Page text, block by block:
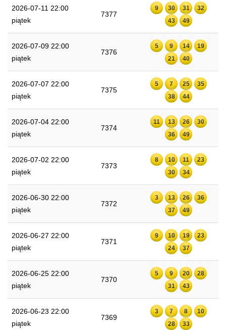
2026-07-11 22:00
piątek
7377
9 30 31
32
43
49
2026-07-09 22:00
piątek
7376
5 9 14
19
21
40
2026-07-07 22:00
piątek
7375
5 7 25
35
38
44
2026-07-04 22:00
piątek
7374
11 13 26
30
36
49
2026-07-02 22:00
piątek
7373
8 10 11
23
30
34
2026-06-30 22:00
piątek
7372
3 13 26
36
37
49
2026-06-27 22:00
piątek
7371
9 10 19
23
24
37
2026-06-25 22:00
piątek
7370
5 9 20
28
31
43
2026-06-23 22:00
piątek
7369
3 7 8
10
28
33